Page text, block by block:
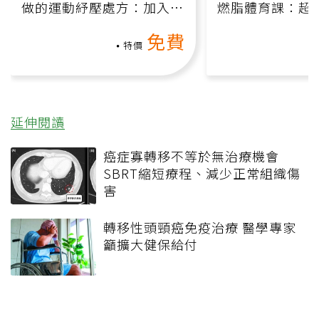
做的運動紓壓處方：加入行
特價 免費
燃脂體育課：超
延伸閱讀
癌症寡轉移不等於無治療機會
SBRT縮短療程、減少正常組織傷
害
轉移性頭頸癌免疫治療 醫學專家
籲擴大健保給付